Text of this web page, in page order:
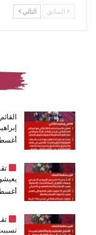
السابق التالي
أغسطس
أغسطس